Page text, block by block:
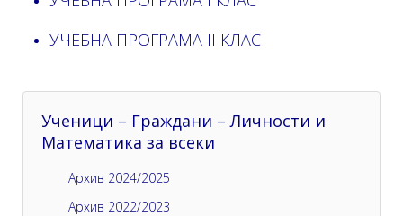
УЧЕБНА ПРОГРАМА II КЛАС
Ученици – Граждани – Личности и
Математика за всеки
Архив 2024/2025
Архив 2022/2023